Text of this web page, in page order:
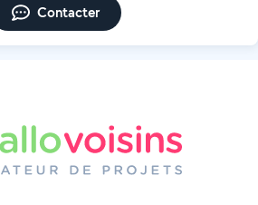
Contacter